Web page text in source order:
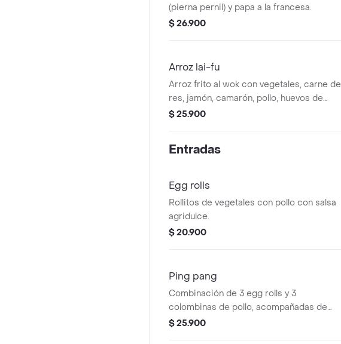
(pierna pernil) y papa a la francesa.
$ 26.900
Arroz lai-fu
Arroz frito al wok con vegetales, carne de
res, jamón, camarón, pollo, huevos de
codorniz y tofu.
$ 25.900
Entradas
Egg rolls
Rollitos de vegetales con pollo con salsa
agridulce.
$ 20.900
Ping pang
Combinación de 3 egg rolls y 3
colombinas de pollo, acompañadas de
salsa roja.
$ 25.900